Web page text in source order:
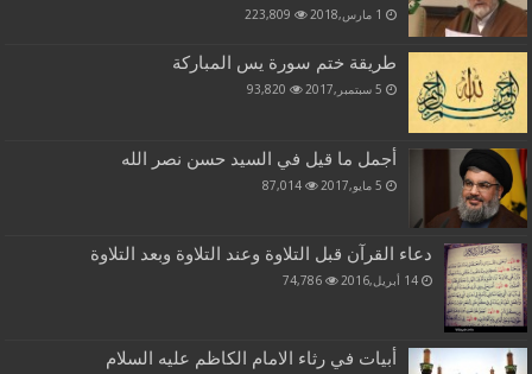
1 مارس,2018 223,809
طريقة ختم سورة يس المباركة
5 سبتمبر,2017 93,820
أجمل ما قيل في السيد حسن نصر الله
5 مايو,2017 87,014
دعاء القرآن قبل التلاوة وعند التلاوة وبعد التلاوة
14 أبريل,2016 74,786
أبيات في رثاء الامام الكاظم عليه السلام